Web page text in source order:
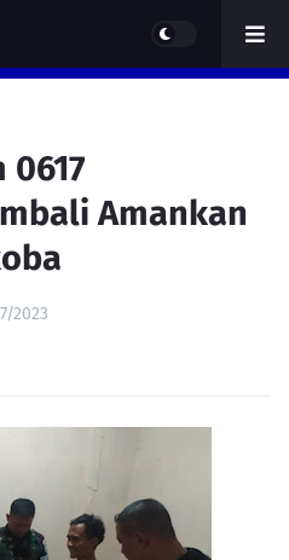
Amankan
2023